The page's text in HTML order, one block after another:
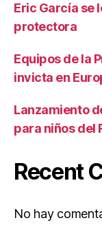
Eric García se
protectora
Equipos de la
invicta en
Lanzamiento
para niños del
Recent
No hay